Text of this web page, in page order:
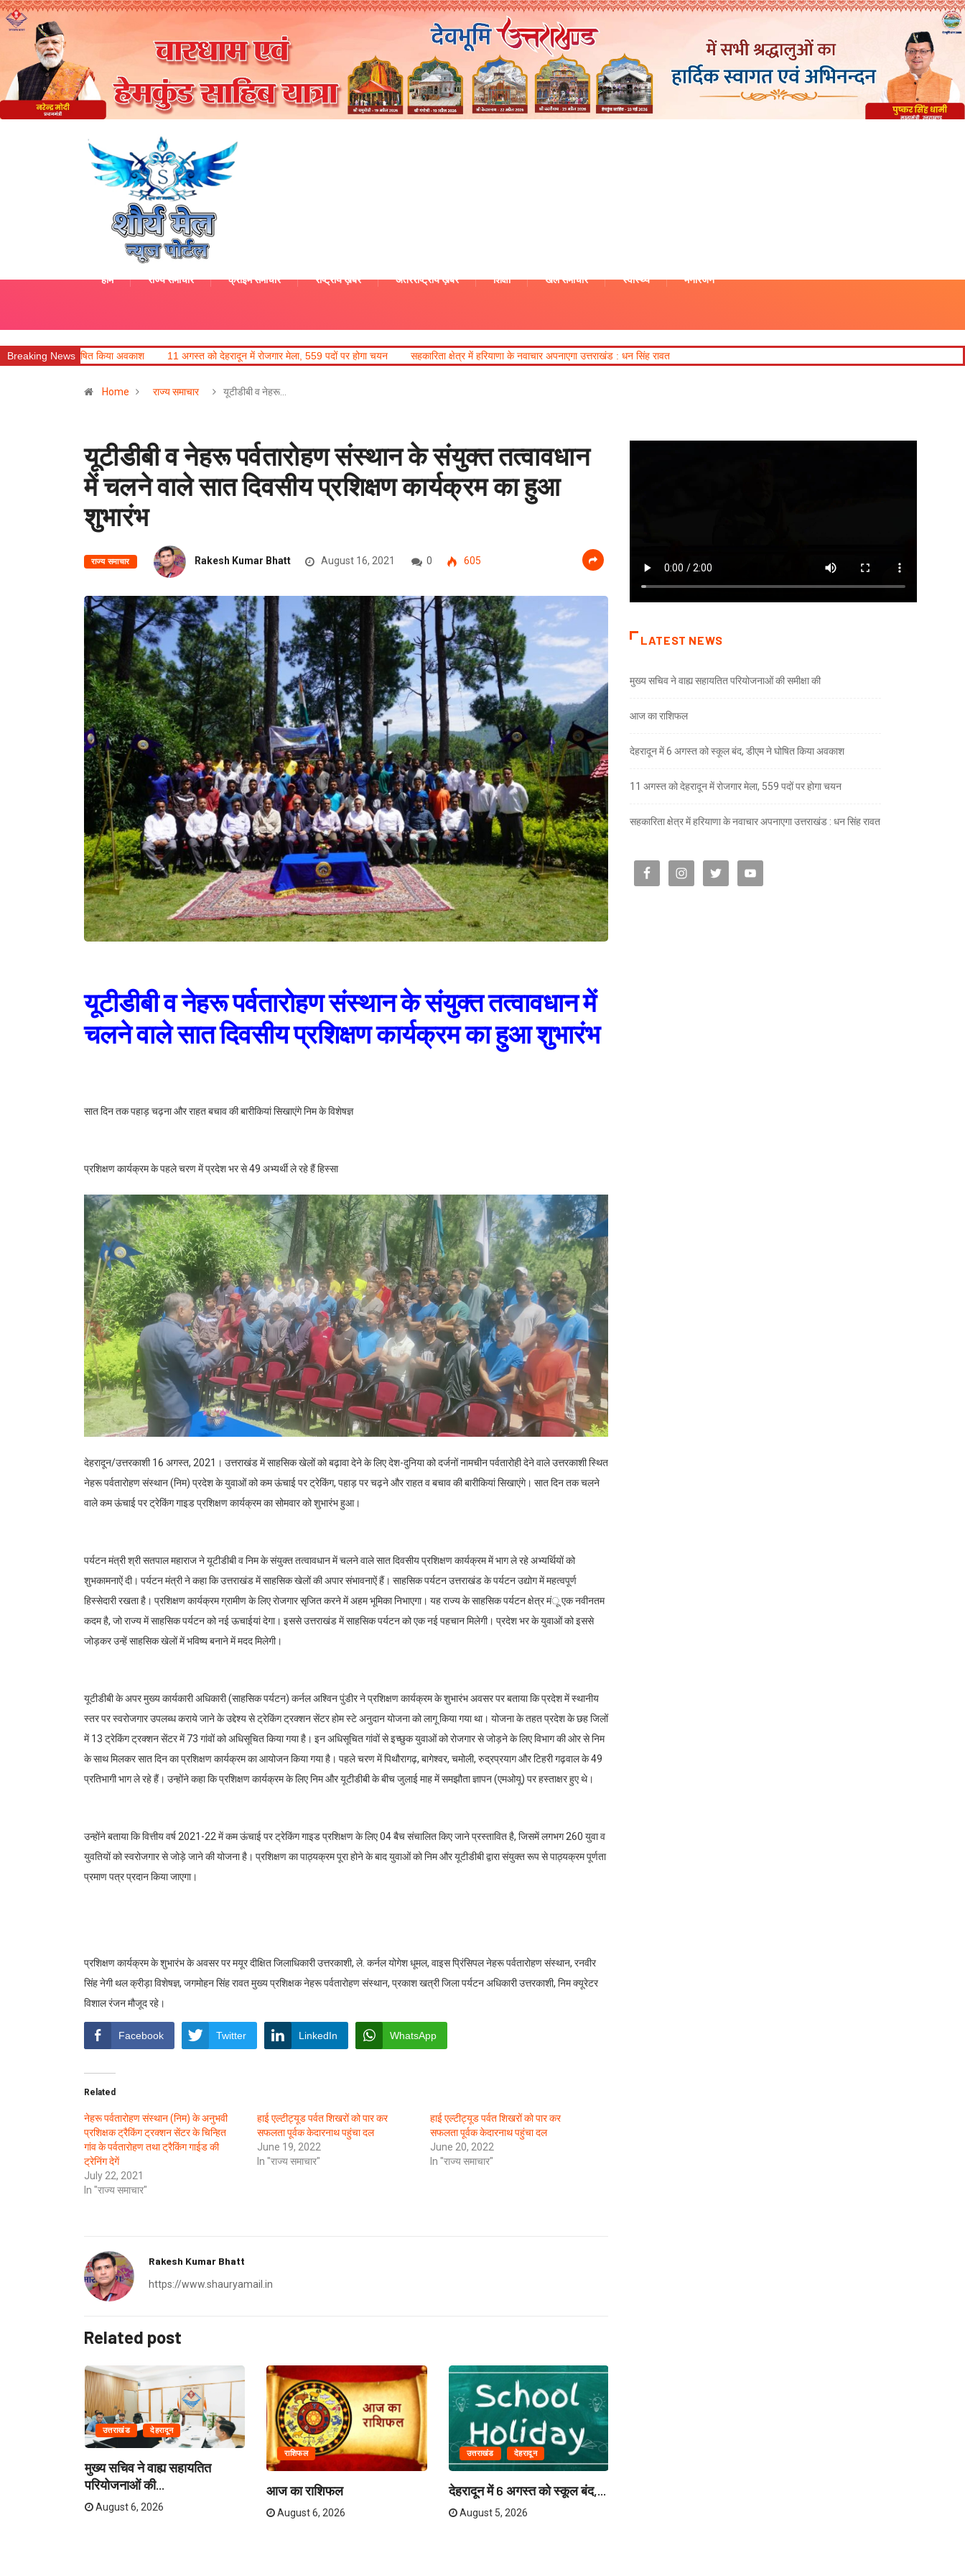
होम राज्य समाचार क्राइम समाचार राष्ट्रीय ख़बरें अंतरराष्ट्रीय ख़बरें शिक्षा खेल समाचार स्वास्थ्य मनोरंजन
Breaking News
अवकाश 11 अगस्त को देहरादून में रोजगार मेला, 559 पदों पर होगा चयन सहकारिता क्षेत्र में हरियाणा के नवाचार अपनाएगा उत्तराखंड : धन सिंह रावत
Home राज्य समाचार यूटीडीबी व नेहरू…
यूटीडीबी व नेहरू पर्वतारोहण संस्थान के संयुक्त तत्वावधान
में चलने वाले सात दिवसीय प्रशिक्षण कार्यक्रम का हुआ
शुभारंभ
राज्य समाचार Rakesh Kumar Bhatt August 16, 2021 0 605
यूटीडीबी व नेहरू पर्वतारोहण संस्थान के संयुक्त तत्वावधान में
चलने वाले सात दिवसीय प्रशिक्षण कार्यक्रम का हुआ शुभारंभ
सात दिन तक पहाड़ चढ़ना और राहत बचाव की बारीकियां सिखाएंगे निम के विशेषज्ञ
प्रशिक्षण कार्यक्रम के पहले चरण में प्रदेश भर से 49 अभ्यर्थी ले रहे हैं हिस्सा
देहरादून/उत्तरकाशी 16 अगस्त, 2021। उत्तराखंड में साहसिक खेलों को बढ़ावा देने के लिए देश-दुनिया को दर्जनों नामचीन पर्वतारोही देने वाले उत्तरकाशी स्थित
नेहरू पर्वतारोहण संस्थान (निम) प्रदेश के युवाओं को कम ऊंचाई पर ट्रेकिंग, पहाड़ पर चढ़ने और राहत व बचाव की बारीकियां सिखाएंगे। सात दिन तक चलने
वाले कम ऊंचाई पर ट्रेकिंग गाइड प्रशिक्षण कार्यक्रम का सोमवार को शुभारंभ हुआ।
पर्यटन मंत्री श्री सतपाल महाराज ने यूटीडीबी व निम के संयुक्त तत्वावधान में चलने वाले सात दिवसीय प्रशिक्षण कार्यक्रम में भाग ले रहे अभ्यर्थियों को
शुभकामनाऐं दी। पर्यटन मंत्री ने कहा कि उत्तराखंड में साहसिक खेलों की अपार संभावनाऐं हैं। साहसिक पर्यटन उत्तराखंड के पर्यटन उद्योग में महत्वपूर्ण
हिस्सेदारी रखता है। प्रशिक्षण कार्यक्रम ग्रामीण के लिए रोजगार सृजित करने में अहम भूमिका निभाएगा। यह राज्य के साहसिक पर्यटन क्षेत्र मंू एक नवीनतम
कदम है, जो राज्य में साहसिक पर्यटन को नई ऊचाईयां देगा। इससे उत्तराखंड में साहसिक पर्यटन को एक नई पहचान मिलेगी। प्रदेश भर के युवाओं को इससे
जोड़कर उन्हें साहसिक खेलों में भविष्य बनाने में मदद मिलेगी।
यूटीडीबी के अपर मुख्य कार्यकारी अधिकारी (साहसिक पर्यटन) कर्नल अश्विन पुंडीर ने प्रशिक्षण कार्यक्रम के शुभारंभ अवसर पर बताया कि प्रदेश में स्थानीय
स्तर पर स्वरोजगार उपलब्ध कराये जाने के उद्देश्य से ट्रेकिंग ट्रक्शन सेंटर होम स्टे अनुदान योजना को लागू किया गया था। योजना के तहत प्रदेश के छह जिलों
में 13 ट्रेकिंग ट्रक्शन सेंटर में 73 गांवों को अधिसूचित किया गया है। इन अधिसूचित गांवों से इच्छुक युवाओं को रोजगार से जोड़ने के लिए विभाग की ओर से निम
के साथ मिलकर सात दिन का प्रशिक्षण कार्यक्रम का आयोजन किया गया है। पहले चरण में पिथौरागढ़, बागेश्वर, चमोली, रुद्रप्रयाग और टिहरी गढ़वाल के 49
प्रतिभागी भाग ले रहे हैं। उन्होंने कहा कि प्रशिक्षण कार्यक्रम के लिए निम और यूटीडीबी के बीच जुलाई माह में समझौता ज्ञापन (एमओयू) पर हस्ताक्षर हुए थे।
उन्होंने बताया कि वित्तीय वर्ष 2021-22 में कम ऊंचाई पर ट्रेकिंग गाइड प्रशिक्षण के लिए 04 बैच संचालित किए जाने प्रस्तावित है, जिसमें लगभग 260 युवा व
युवतियों को स्वरोजगार से जोड़े जाने की योजना है। प्रशिक्षण का पाठ्यक्रम पूरा होने के बाद युवाओं को निम और यूटीडीबी द्वारा संयुक्त रूप से पाठ्यक्रम पूर्णता
प्रमाण पत्र प्रदान किया जाएगा।
प्रशिक्षण कार्यक्रम के शुभारंभ के अवसर पर मयूर दीक्षित जिलाधिकारी उत्तरकाशी, ले. कर्नल योगेश धूमल, वाइस प्रिंसिपल नेहरू पर्वतारोहण संस्थान, रनवीर
सिंह नेगी थल क्रीड़ा विशेषज्ञ, जगमोहन सिंह रावत मुख्य प्रशिक्षक नेहरू पर्वतारोहण संस्थान, प्रकाश खत्री जिला पर्यटन अधिकारी उत्तरकाशी, निम क्यूरेटर
विशाल रंजन मौजूद रहे।
Facebook Twitter LinkedIn WhatsApp
Related
नेहरू पर्वतारोहण संस्थान (निम) के अनुभवी
प्रशिक्षक ट्रैकिंग ट्रक्शन सेंटर के चिन्हित
गांव के पर्वतारोहण तथा ट्रैकिंग गाईड की
ट्रेनिंग देगें
July 22, 2021
In "राज्य समाचार"
हाई एल्टीट्यूड पर्वत शिखरों को पार कर
सफलता पूर्वक केदारनाथ पहुंचा दल
June 19, 2022
In "राज्य समाचार"
हाई एल्टीट्यूड पर्वत शिखरों को पार कर
सफलता पूर्वक केदारनाथ पहुंचा दल
June 20, 2022
In "राज्य समाचार"
Rakesh Kumar Bhatt
https://www.shauryamail.in
Related post
उत्तराखंड देहरादून
मुख्य सचिव ने वाह्य सहायतित
परियोजनाओं की...
August 6, 2026
राशिफल
आज का राशिफल
August 6, 2026
उत्तराखंड देहरादून
देहरादून में 6 अगस्त को स्कूल बंद,...
August 5, 2026
LATEST NEWS
मुख्य सचिव ने वाह्य सहायतित परियोजनाओं की समीक्षा की
आज का राशिफल
देहरादून में 6 अगस्त को स्कूल बंद, डीएम ने घोषित किया अवकाश
11 अगस्त को देहरादून में रोजगार मेला, 559 पदों पर होगा चयन
सहकारिता क्षेत्र में हरियाणा के नवाचार अपनाएगा उत्तराखंड : धन सिंह रावत